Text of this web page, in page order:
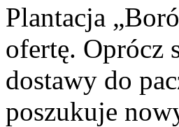
Plantacja
ofertę. Oprócz
dostawy do
poszukuje